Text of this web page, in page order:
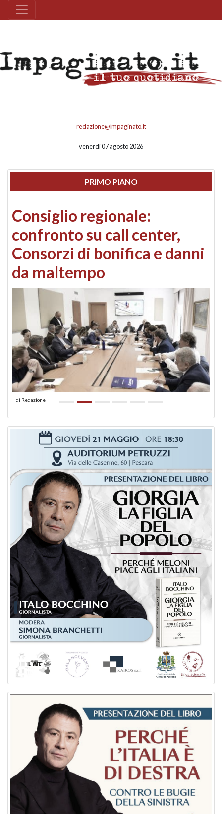
redazione@impaginato.it
venerdì 07 agosto 2026
PRIMO PIANO
Consiglio regionale:
confronto su call center,
Consorzi di bonifica e danni
da maltempo
di Redazione